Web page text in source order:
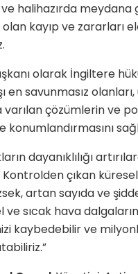
halihazırda meydana
olan kayıp ve zararları
olarak İngiltere
en savunmasız
çözümlerin ve
konumlandırmasını
dayanıklılığı
Kontrolden çıkan küresel
artan sayıda ve
ve sıcak hava
kaybedebilir ve